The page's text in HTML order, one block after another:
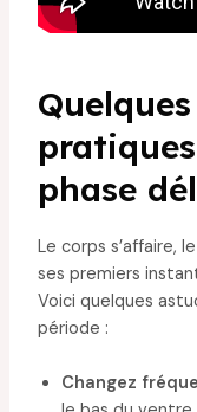
phase
Le corps s’affaire,
ses premiers
Voici quelques
période :
Changez